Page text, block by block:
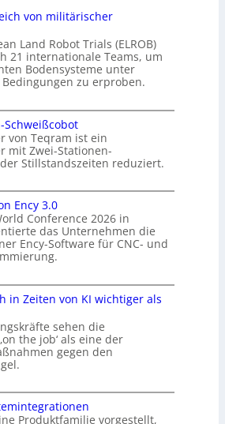
von militärischer
Land Robot Trials (ELROB)
21 internationale Teams, um
Bodensysteme unter
zu erproben.
Schweißcobot
von Teqram ist ein
mit Zwei-Stationen-
Stillstandszeiten reduziert.
Ency 3.0
Conference 2026 in
das Unternehmen die
Ency-Software für CNC- und
in Zeiten von KI wichtiger als
sehen die
the job‘ als eine der
gegen den
Produktfamilie vorgestellt,